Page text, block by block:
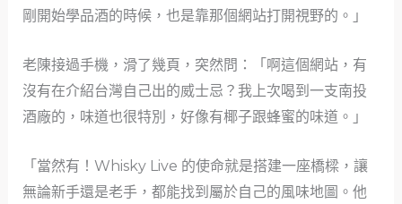
剛開始學品酒的時候，也是靠那個網站打開視野的。」
老陳接過手機，滑了幾頁，突然問：「啊這個網站，有
沒有在介紹台灣自己出的威士忌？我上次喝到一支南投
酒廠的，味道也很特別，好像有椰子跟蜂蜜的味道。」
「當然有！Whisky Live 的使命就是搭建一座橋樑，讓
無論新手還是老手，都能找到屬於自己的風味地圖。他